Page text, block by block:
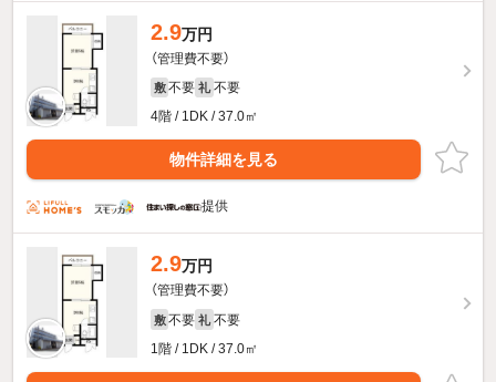
2.9万円
（管理費不要）
敷 不要 礼 不要
4階 / 1DK / 37.0㎡
物件詳細を見る
提供
2.9万円
（管理費不要）
敷 不要 礼 不要
1階 / 1DK / 37.0㎡